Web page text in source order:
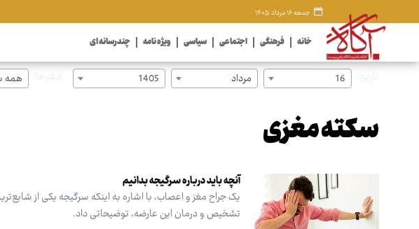
جمعه ۱۶ مرداد ۱۴۰۵
خانه فرهنگی اجتماعی سیاسی ویژه نامه چندرسانه ای
16 مرداد 1405 همه
سکته مغزی
آنچه باید درباره سرگیجه بدانیم
یک جراح مغز و اعصاب، با اشاره به اینکه سرگیجه یکی از
تشخیص و درمان این عارضه، توضیحاتی داد.